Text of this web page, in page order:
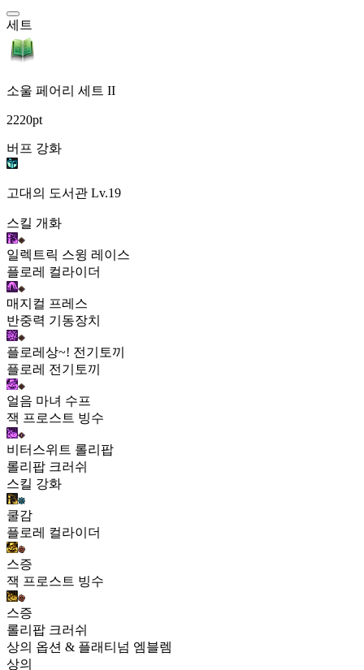
세트
소울 페어리 세트 II
2220pt
버프 강화
고대의 도서관 Lv.19
스킬 개화
일렉트릭 스윙 레이스
플로레 컬라이더
매지컬 프레스
반중력 기동장치
플로레상~! 전기토끼
플로레 전기토끼
얼음 마녀 수프
잭 프로스트 빙수
비터스위트 롤리팝
롤리팝 크러쉬
스킬 강화
쿨감
플로레 컬라이더
스증
잭 프로스트 빙수
스증
롤리팝 크러쉬
상의 옵션 & 플래티넘 엠블렘
상의